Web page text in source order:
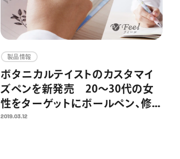
製品情報
ボタニカルテイストのカスタマイ
ズペンを新発売 20～30代の女
性をターゲットにボールペン、修
正ペンもシリーズ展開
2019.03.12